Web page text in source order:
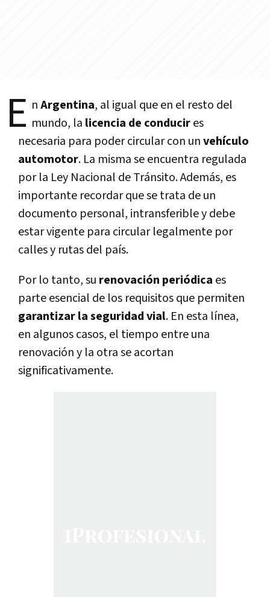
E nArgentina, al igual que en el resto del
mundo, la licencia de conducires
necesaria para poder circular con unvehículo
automotor. La misma se encuentra regulada
por la Ley Nacional de Tránsito. Además, es
importante recordar que se trata de un
documento personal, intransferible y debe
estar vigente para circular legalmente por
calles y rutas del país.
Por lo tanto, su renovación periódica es
parte esencial de los requisitos que permiten
garantizar la seguridad vial. En esta línea,
en algunos casos, el tiempo entre una
renovación y la otra se acortan
significativamente.